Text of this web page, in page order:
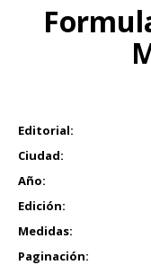
Editorial:
Ciudad:
Año:
Edición:
Medidas:
Paginación: